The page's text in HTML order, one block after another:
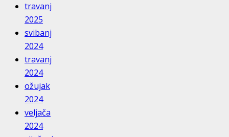
travanj
2025
svibanj
2024
travanj
2024
ožujak
2024
veljača
2024